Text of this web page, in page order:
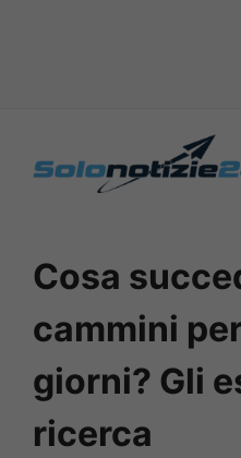
Cosa
cammini
giorni? Gli
ricerca